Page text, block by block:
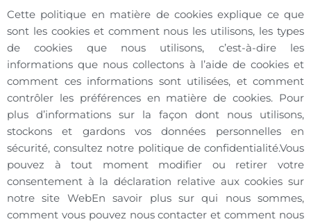
Cette politique en matière de cookies explique ce que
sont les cookies et comment nous les utilisons, les types
de cookies que nous utilisons, c’est-à-dire les
informations que nous collectons à l’aide de cookies et
comment ces informations sont utilisées, et comment
contrôler les préférences en matière de cookies. Pour
plus d’informations sur la façon dont nous utilisons,
stockons et gardons vos données personnelles en
sécurité, consultez notre politique de confidentialité.Vous
pouvez à tout moment modifier ou retirer votre
consentement à la déclaration relative aux cookies sur
notre site WebEn savoir plus sur qui nous sommes,
comment vous pouvez nous contacter et comment nous